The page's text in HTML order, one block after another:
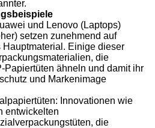
und Lenovo (Laptops)
setzen zunehmend auf
Einige dieser
die
Papiertüten ähneln und damit ihr
und Markenimage
Innovationen wie
entwickelten
die